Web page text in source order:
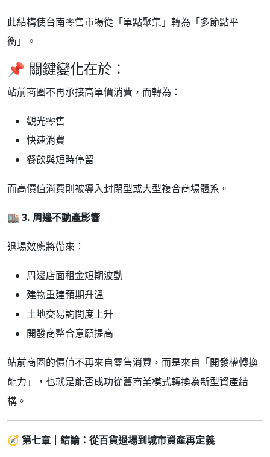
此結構使台南零售市場從「單點聚集」轉為「多節點平
衡」。
📌 關鍵變化在於：
站前商圈不再承接高單價消費，而轉為：
觀光零售
快速消費
餐飲與短時停留
而高價值消費則被導入封閉型或大型複合商場體系。
🏬 3. 周邊不動產影響
退場效應將帶來：
周邊店面租金短期波動
建物重建預期升溫
土地交易詢問度上升
開發商整合意願提高
站前商圈的價值不再來自零售消費，而是來自「開發權轉換
能力」，也就是能否成功從舊商業模式轉換為新型資產結
構。
🧭 第七章｜結論：從百貨退場到城市資產再定義